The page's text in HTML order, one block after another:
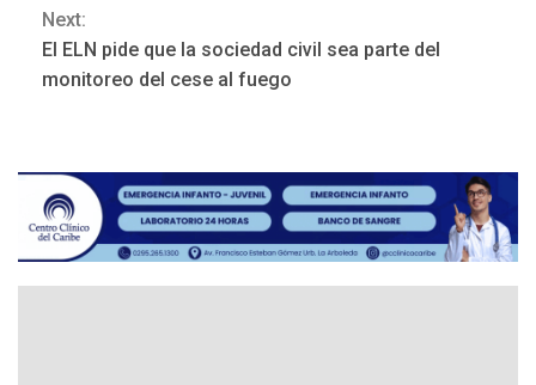
Next:
El ELN pide que la sociedad civil sea parte del
monitoreo del cese al fuego
ÚLTIMA HORA
Hutíes de Yemen dicen que
REGIONALES ÚLTIMA HORA
Instituciones estadales se
suman al Plan Agosto de
Escuelas Abiertas 2026